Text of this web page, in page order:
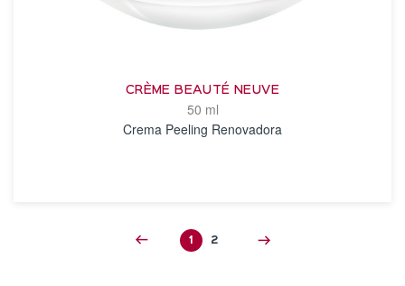
CRÈME BEAUTÉ NEUVE
50 ml
Crema Peeling Renovadora
1 2